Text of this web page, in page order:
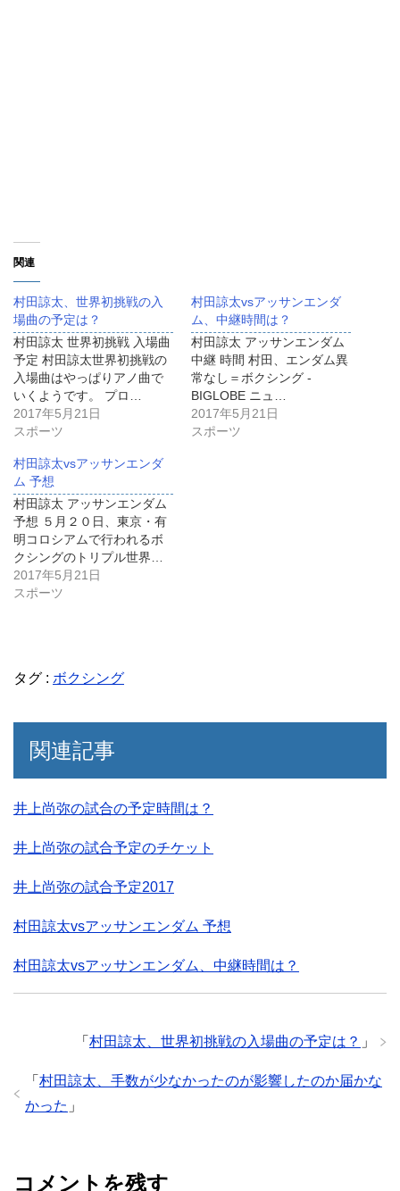
関連
村田諒太、世界初挑戦の入
場曲の予定は？
村田諒太 世界初挑戦 入場曲
予定 村田諒太世界初挑戦の
入場曲はやっぱりアノ曲で
いくようです。 プロ…
2017年5月21日
スポーツ
村田諒太vsアッサンエンダ
ム、中継時間は？
村田諒太 アッサンエンダム
中継 時間 村田、エンダム異
常なし＝ボクシング -
BIGLOBE ニュ…
2017年5月21日
スポーツ
村田諒太vsアッサンエンダ
ム 予想
村田諒太 アッサンエンダム
予想 ５月２０日、東京・有
明コロシアムで行われるボ
クシングのトリプル世界…
2017年5月21日
スポーツ
タグ : ボクシング
関連記事
井上尚弥の試合の予定時間は？
井上尚弥の試合予定のチケット
井上尚弥の試合予定2017
村田諒太vsアッサンエンダム 予想
村田諒太vsアッサンエンダム、中継時間は？
「 村田諒太、世界初挑戦の入場曲の予定は？ 」
「 村田諒太、手数が少なかったのが影響したのか届かな
かった 」
コメントを残す